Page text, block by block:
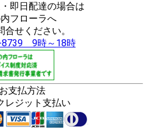
即日配達の場合は
フローラへ
合せください。
8739 9時～18時
支払方法
レジット支払い